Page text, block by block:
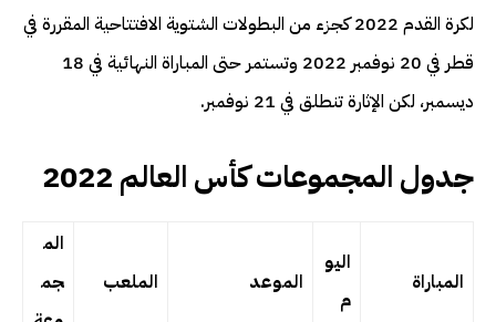
لكرة القدم 2022 كجزء من البطولات الشتوية الافتتاحية المقررة في
قطر في 20 نوفمبر 2022 وتستمر حتى المباراة النهائية في 18
ديسمبر، لكن الإثارة تنطلق في 21 نوفمبر.
جدول المجموعات كأس العالم 2022
المباراة
اليو
م
الموعد الملعب
الم
جم